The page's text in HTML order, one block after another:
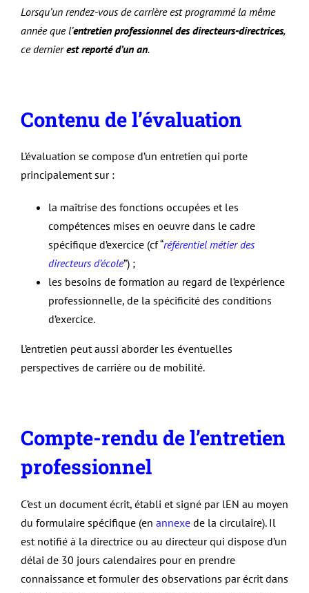
Lorsqu’un rendez-vous de carrière est programmé la même
année que l’entretien professionnel des directeurs-directrices,
ce dernierest reporté d’un an.
Contenu de l’évaluation
L’évaluation se compose d’un entretien qui porte
principalement sur :
la maîtrise des fonctions occupées et les
compétences mises en oeuvre dans le cadre
spécifique d’exercice (cf “référentiel métier des
directeurs d’école”) ;
les besoins de formation au regard de l’expérience
professionnelle, de la spécificité des conditions
d’exercice.
L’entretien peut aussi aborder les éventuelles
perspectives de carrière ou de mobilité.
Compte-rendu de l’entretien
professionnel
C’est un document écrit, établi et signé par lEN au moyen
du formulaire spécifique (en annexe de la circulaire). Il
est notifié à la directrice ou au directeur qui dispose d’un
délai de 30 jours calendaires pour en prendre
connaissance et formuler des observations par écrit dans